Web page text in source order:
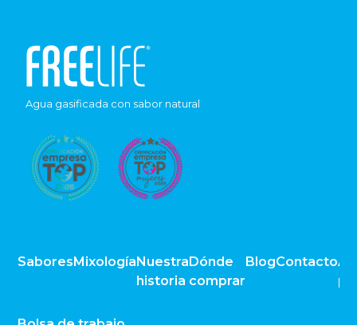
Agua gasificada con sabor natural
SaboresMixologíaNuestra
historia
Dónde
comprar
BlogContacto